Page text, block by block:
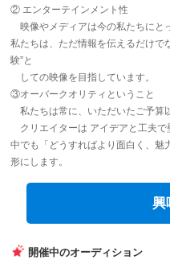
② エンターテインメント性
映像やメディアは今の私たちにと
私たちは、ただ情報を伝えるだけで
験”と
​ しての映像を目指しています。
③オーバークオリティということ
私たちは常に、いただいたご予算
クリエイターは アイデアと工夫
中でも「どうすればより面白く、魅
形にします。
興
開催中のオーディション